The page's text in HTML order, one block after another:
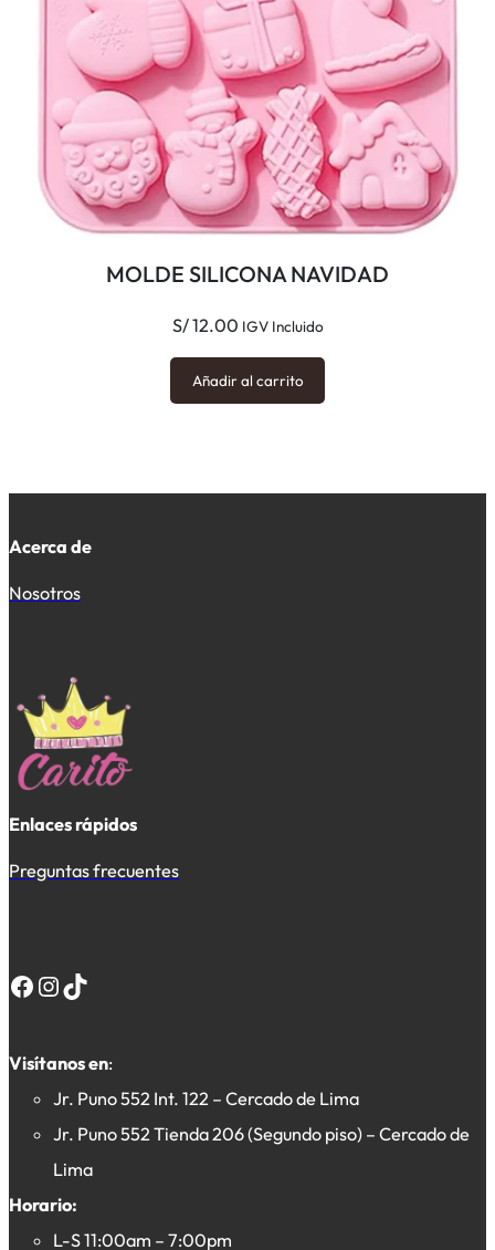
MOLDE SILICONA NAVIDAD
S/12.00 IGV Incluido
Añadir al carrito
Acerca de
Nosotros
Enlaces rápidos
Preguntas frecuentes
Facebook InstagramTikTok
Visítanos en:
Jr. Puno 552 Int. 122 – Cercado de Lima
Jr. Puno 552 Tienda 206 (Segundo piso) – Cercado de
Lima
Horario:
L-S 11:00am – 7:00pm